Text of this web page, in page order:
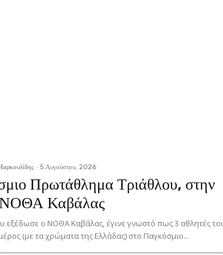
- 5 Αυγούστου, 2026
Πρωτάθλημα Τριάθλου, στην
ΝΟΘΑ Καβάλας
εξέδωσε ο ΝΟΘΑ Καβάλας, έγινε γνωστό πως 3 αθλητές
(με τα χρώματα της Ελλάδας) στο Παγκόσμιο...